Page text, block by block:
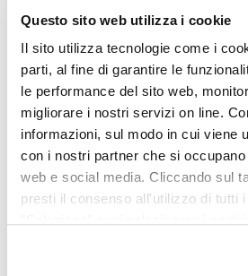
Questo sito web utilizza i cookie
Il sito utilizza tecnologie come i
parti, al fine di garantire le
le performance del sito web,
migliorare i nostri servizi on line.
informazioni, sul modo in cui viene
con i nostri partner che si
web e social media. Cliccando sul
presti il consenso all'utilizzo di tutti
destra puoi continuare la
BACK TO
APRI IL
DELLE
04
ITALIANA
18 Marzo,